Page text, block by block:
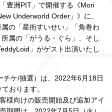
豊洲PIT」で開催する《Mori
Underworld Order」》に、
の「星街すいせい」「⾓巻わ
属の「がうる・ぐら」、そし
」がゲスト出演いたし
ケ/抽選）は、2022年6⽉18⽇
おります。
様向けの販売開始及び追加アイ